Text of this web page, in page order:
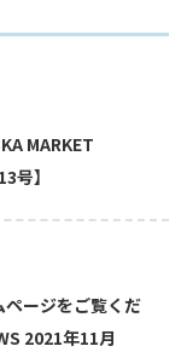
MARKET
号】
ージをご覧くだ
2021年11月